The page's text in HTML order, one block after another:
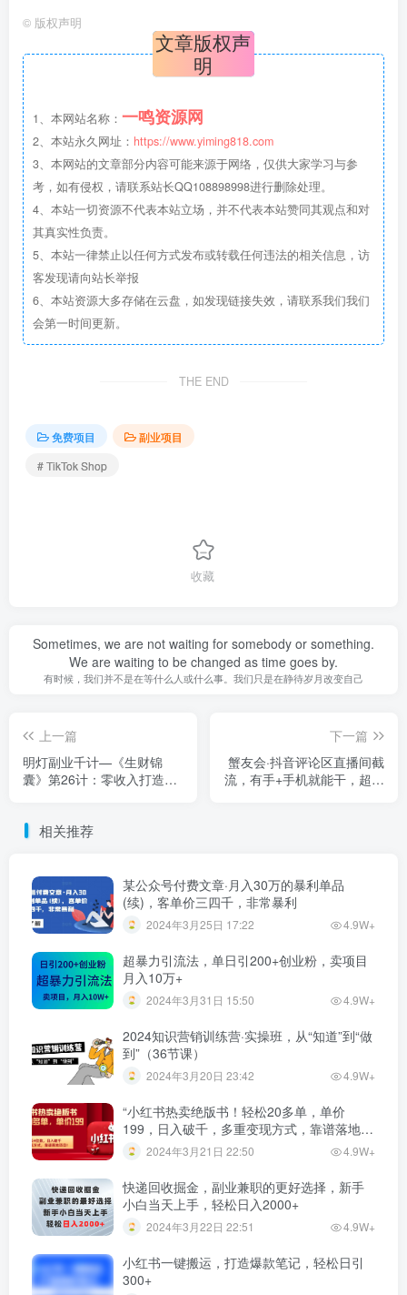
© 版权声明
文章版权声
明
1、本网站名称： 一鸣资源网
2、本站永久网址： https://www.yiming818.com
3、本网站的文章部分内容可能来源于网络，仅供大家学习与参
考，如有侵权，请联系站长QQ108898998进行删除处理。
4、本站一切资源不代表本站立场，并不代表本站赞同其观点和对
其真实性负责。
5、本站一律禁止以任何方式发布或转载任何违法的相关信息，访
客发现请向站长举报
6、本站资源大多存储在云盘，如发现链接失效，请联系我们我们
会第一时间更新。
THE END
免费项目
副业项目
# TikTok Shop
收藏
Sometimes, we are not waiting for somebody or something.
We are waiting to be changed as time goes by.
有时候，我们并不是在等什么人或什么事。我们只是在静待岁月改变自己
上一篇
明灯副业千计—《生财锦
囊》第26计：零收入打造百
下一篇
蟹友会·抖音评论区直播间截
流，有手+手机就能干，超级
相关推荐
某公众号付费文章·月入30万的暴利单品
(续)，客单价三四千，非常暴利
2024年3月25日 17:22 4.9W+
超暴力引流法，单日引200+创业粉，卖项目
月入10万+
2024年3月31日 15:50 4.9W+
2024知识营销训练营·实操班，从“知道”到“做
到”（36节课）
2024年3月20日 23:42 4.9W+
“小红书热卖绝版书！轻松20多单，单价
199，日入破千，多重变现方式，靠谱落地项
目！”2024年3月21日 22:50 4.9W+
快递回收掘金，副业兼职的更好选择，新手
小白当天上手，轻松日入2000+
2024年3月22日 22:51 4.9W+
小红书一键搬运，打造爆款笔记，轻松日引
300+